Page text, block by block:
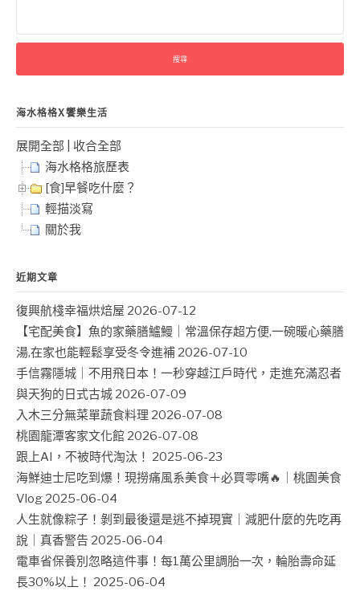
關
字:
海水格格X饗樂生活
展開全部
收合全部
海水格格旅歷表
[食]早餐吃什麼？
輕描淡寫
關於我
近期文章
復興航棧幸福烘焙屋 2026-07-12
【宅配美食】魚的家藥膳鱸鰻｜常溫保存超方便,一碗暖心藥膳
湯,在家也能輕鬆享受冬令進補 2026-07-10
手信霧隱城｜不用飛日本！一秒穿越江戶時代，走進充滿忍者
與天狗的日式古城 2026-07-09
入木三分無菜單蔬食料理 2026-07-08
桃園龍潭客家文化館 2026-07-08
跟上AI，不被時代淘汰！ 2025-06-23
海鮮迪士尼吃到爆！現撈痛風系美食＋必買零嘴🔥｜桃園美食
Vlog 2025-06-04
人生就像粽子！剝到最後還是逃不掉現實｜減肥什麼的先吃再
說｜真香警告 2025-06-04
電車省保養別忽略這件事！每1萬公里調胎一次，輪胎壽命延
長30%以上！ 2025-06-04